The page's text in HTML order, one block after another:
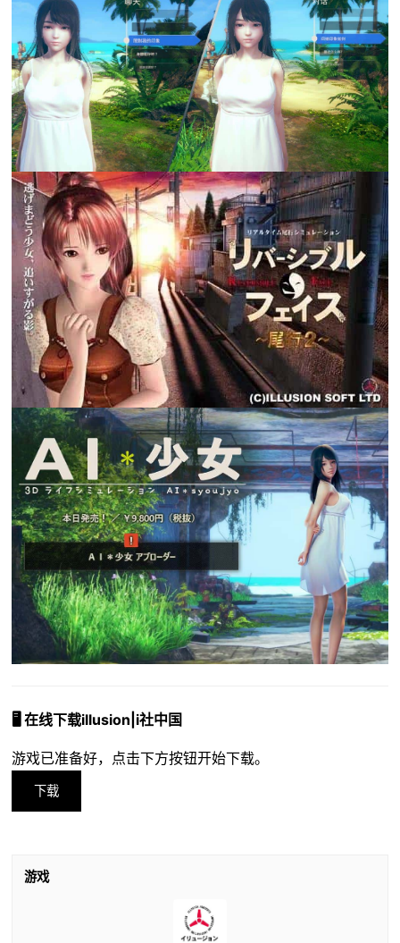
🖥️ 在线下载illusion|i社中国
游戏已准备好，点击下方按钮开始下载。
下载
游戏